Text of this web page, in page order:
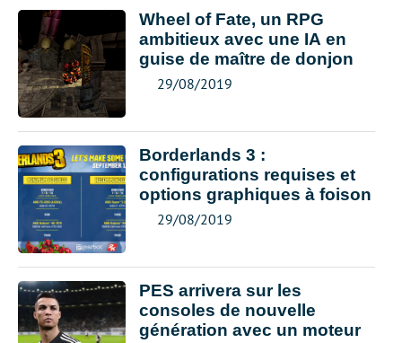
Wheel of Fate, un RPG
ambitieux avec une IA en
guise de maître de donjon
29/08/2019
Borderlands 3 :
configurations requises et
options graphiques à foison
29/08/2019
PES arrivera sur les
consoles de nouvelle
génération avec un moteur